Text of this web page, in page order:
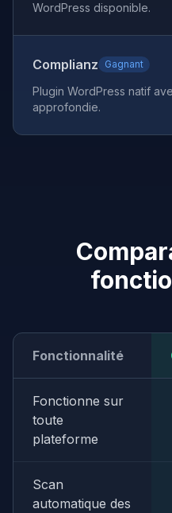
WordPress disponible.
Complianz Gagnant
Plugin WordPress natif
approfondie.
Fonctionnalité
Fonctionne sur
toute
plateforme
Scan
automatique des